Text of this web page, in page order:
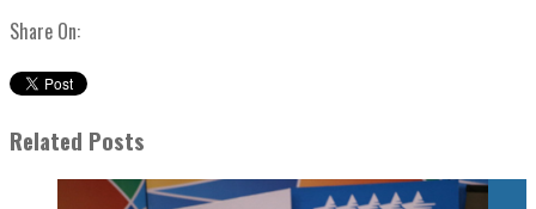
Share On:
Related Posts